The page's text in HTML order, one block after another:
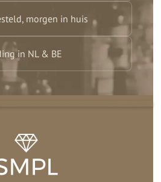
morgen in huis
in NL & BE